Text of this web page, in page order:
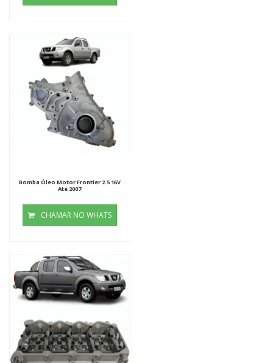
Bomba Óleo Motor Frontier 2.5 16V
Até 2007
CHAMAR NO WHATS